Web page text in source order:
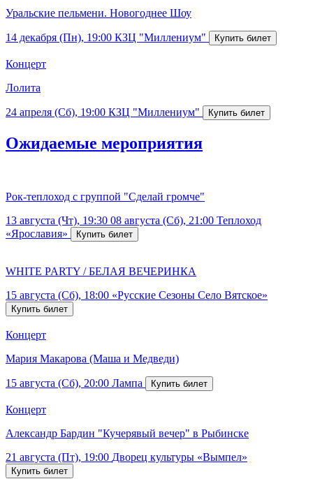
Уральские пельмени. Новогоднее Шоу
14 декабря (Пн), 19:00 КЗЦ "Миллениум"
Концерт
Лолита
24 апреля (Сб), 19:00 КЗЦ "Миллениум"
Ожидаемые мероприятия
Рок-теплоход с группой "Сделай громче"
13 августа (Чт), 19:30 08 августа (Сб), 21:00 Теплоход
«Ярославия»
WHITE PARTY / БЕЛАЯ ВЕЧЕРИНКА
15 августа (Сб), 18:00 «Русские Сезоны Село Вятское»
Концерт
Мария Макарова (Маша и Медведи)
15 августа (Сб), 20:00 Лампа
Концерт
Александр Бардин "Кучерявый вечер" в Рыбинске
21 августа (Пт), 19:00 Дворец культуры «Вымпел»